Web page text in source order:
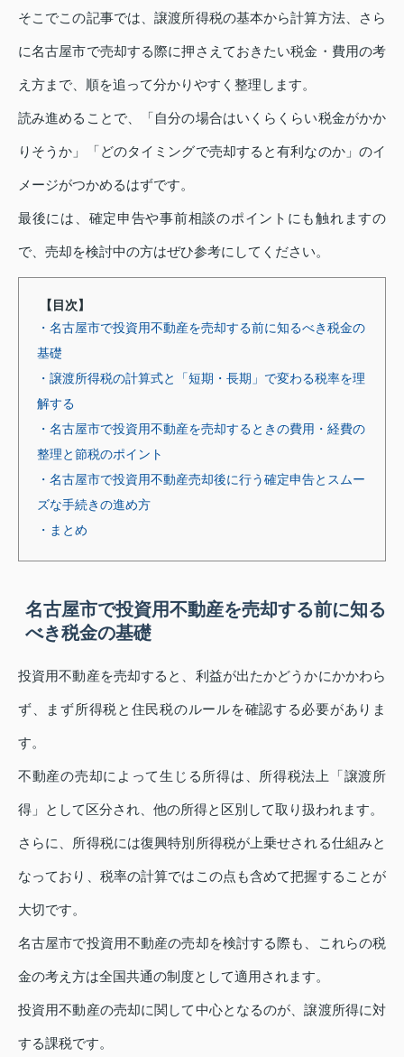
そこでこの記事では、譲渡所得税の基本から計算方法、さら
に名古屋市で売却する際に押さえておきたい税金・費用の考
え方まで、順を追って分かりやすく整理します。
読み進めることで、「自分の場合はいくらくらい税金がかか
りそうか」「どのタイミングで売却すると有利なのか」のイ
メージがつかめるはずです。
最後には、確定申告や事前相談のポイントにも触れますの
で、売却を検討中の方はぜひ参考にしてください。
【目次】
・名古屋市で投資用不動産を売却する前に知るべき税金の
基礎
・譲渡所得税の計算式と「短期・長期」で変わる税率を理
解する
・名古屋市で投資用不動産を売却するときの費用・経費の
整理と節税のポイント
・名古屋市で投資用不動産売却後に行う確定申告とスムー
ズな手続きの進め方
・まとめ
名古屋市で投資用不動産を売却する前に知る
べき税金の基礎
投資用不動産を売却すると、利益が出たかどうかにかかわら
ず、まず所得税と住民税のルールを確認する必要がありま
す。
不動産の売却によって生じる所得は、所得税法上「譲渡所
得」として区分され、他の所得と区別して取り扱われます。
さらに、所得税には復興特別所得税が上乗せされる仕組みと
なっており、税率の計算ではこの点も含めて把握することが
大切です。
名古屋市で投資用不動産の売却を検討する際も、これらの税
金の考え方は全国共通の制度として適用されます。
投資用不動産の売却に関して中心となるのが、譲渡所得に対
する課税です。